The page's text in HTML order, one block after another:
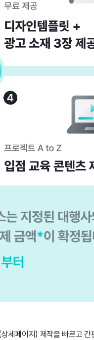
세페이지) 제작을 빠르고